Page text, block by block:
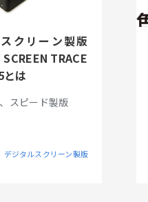
クリーン製版
TRACE
とは
スピード製版
デジタルスクリーン製版